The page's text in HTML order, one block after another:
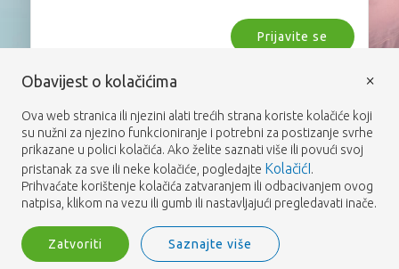
Prijavite se
Obavijest o kolačićima
Ova web stranica ili njezini alati trećih strana koriste kolačiće koji
su nužni za njezino funkcioniranje i potrebni za postizanje svrhe
prikazane u polici kolačića. Ako želite saznati više ili povući svoj
pristanak za sve ili neke kolačiće, pogledajte KolačićI.
Prihvaćate korištenje kolačića zatvaranjem ili odbacivanjem ovog
natpisa, klikom na vezu ili gumb ili nastavljajući pregledavati inače.
Zatvoriti Saznajte više
×